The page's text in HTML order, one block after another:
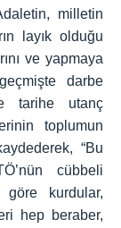
milletin
layık olduğu
ve yapmaya
darbe
tarihe utanç
toplumun
“Bu
cübbeli
göre kurdular,
hep beraber,